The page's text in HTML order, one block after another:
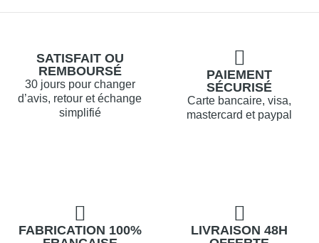
SATISFAIT OU
REMBOURSÉ
30 jours pour changer
d’avis, retour et échange
simplifié
PAIEMENT
SÉCURISÉ
Carte bancaire, visa,
mastercard et paypal
FABRICATION 100%
LIVRAISON 48H